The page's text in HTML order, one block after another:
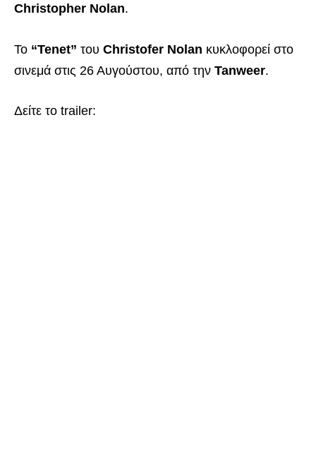
Christopher Nolan.
Το “Tenet” του Christofer Nolan κυκλοφορεί στο
σινεμά στις 26 Αυγούστου, από την Tanweer.
Δείτε το trailer: